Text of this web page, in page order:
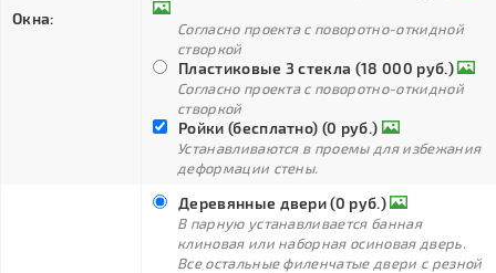
Окна:
Согласно проекта с поворотно-откидной
створкой
Пластиковые 3 стекла (18 000 руб.)
Согласно проекта с поворотно-откидной
створкой
Ройки (бесплатно) (0 руб.)
Устанавливаются в проемы для избежания
деформации стены.
Деревянные двери (0 руб.)
В парную устанавливается банная
клиновая или наборная осиновая дверь.
Все остальные филенчатые двери с резной